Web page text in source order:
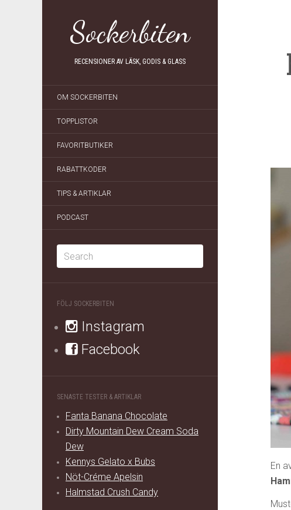
Sockerbiten
RECENSIONER AV LÄSK, GODIS & GLASS
OM SOCKERBITEN
TOPPLISTOR
FAVORITBUTIKER
RABATTKODER
TIPS & ARTIKLAR
PODCAST
FÖLJ SOCKERBITEN
Instagram
Facebook
SENASTE TESTER & ARTIKLAR
Fanta Banana Chocolate
Dirty Mountain Dew Cream Soda
Dew
Kennys Gelato x Bubs
Nöt-Créme Apelsin
Halmstad Crush Candy
En